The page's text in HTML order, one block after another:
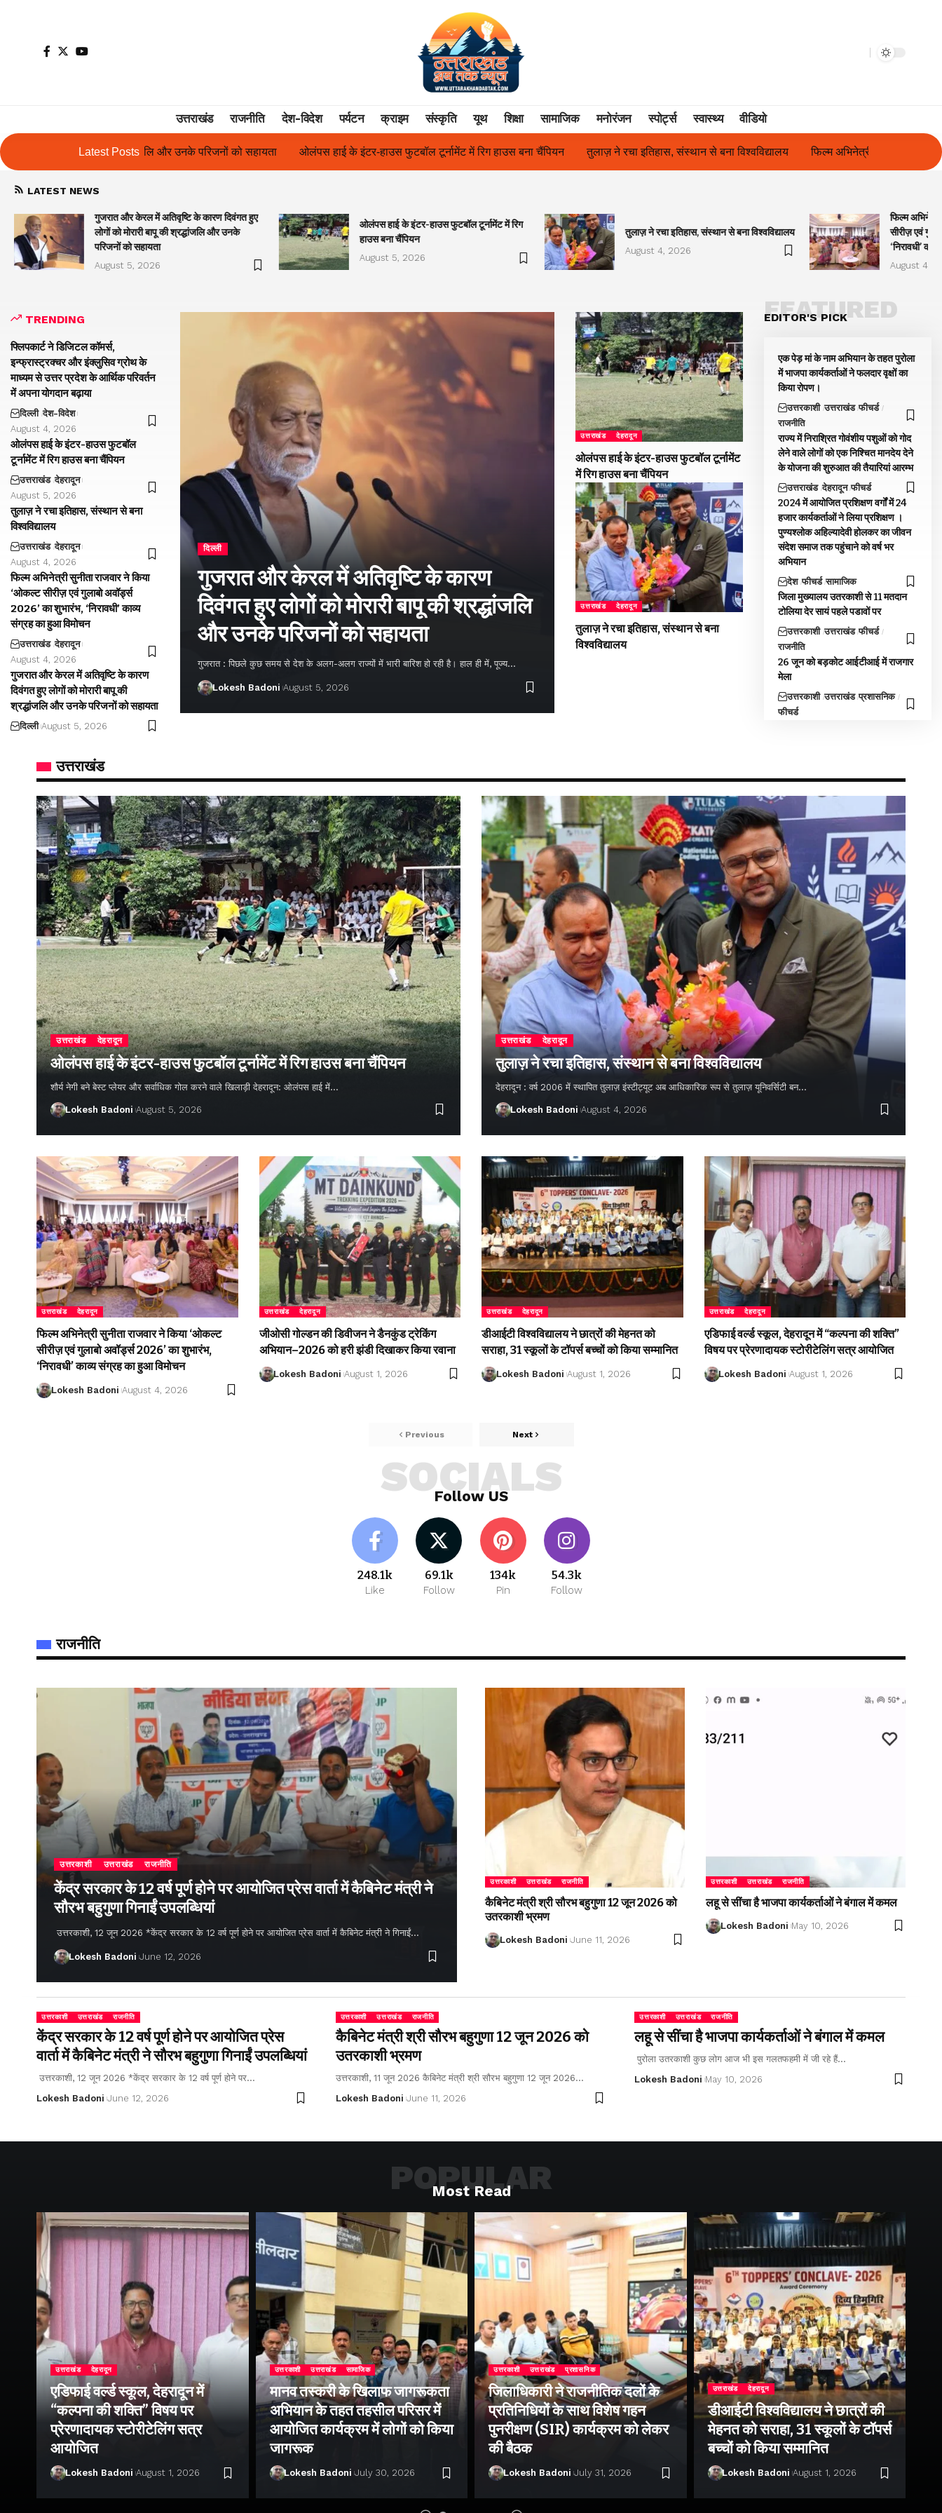
उत्तराखंड राजनीति देश-विदेश पर्यटन क्राइम संस्कृति यूथ शिक्षा सामाजिक मनोरंजन स्पोर्ट्स स्वास्थ्य वीडियो
Latest Posts
परिजनों को सहायता ओलंपस हाई के इंटर-हाउस फुटबॉल टूर्नामेंट में रिग हाउस बना चैंपियन तुलाज़ ने रचा इतिहास, संस्थान से बना विश्वविद्यालय फिल्म अभिनेत्री सुनीता राजवार ने किया ‘ओकल्ट सीरीज़ एवं गुलाबो अवॉर्ड्स
LATEST NEWS
गुजरात और केरल में अतिवृष्टि के कारण दिवंगत हुए
लोगों को मोरारी बापू की श्रद्धांजलि और उनके
परिजनों को सहायता
August 5, 2026
ओलंपस हाई के इंटर-हाउस फुटबॉल टूर्नामेंट में रिग
हाउस बना चैंपियन
August 5, 2026
तुलाज़ ने रचा इतिहास, संस्थान से बना विश्वविद्यालय
August 4, 2026
फिल्म
सीरीज़ एवं
‘निरावधी’
August 4,
TRENDING
फ्लिपकार्ट ने डिजिटल कॉमर्स,
इन्फ्रास्ट्रक्चर और इंक्लुसिव ग्रोथ के
माध्यम से उत्तर प्रदेश के आर्थिक परिवर्तन
में अपना योगदान बढ़ाया
दिल्ली देश-विदेश
August 4, 2026
ओलंपस हाई के इंटर-हाउस फुटबॉल
टूर्नामेंट में रिग हाउस बना चैंपियन
उत्तराखंड देहरादून
August 5, 2026
तुलाज़ ने रचा इतिहास, संस्थान से बना
विश्वविद्यालय
उत्तराखंड देहरादून
August 4, 2026
फिल्म अभिनेत्री सुनीता राजवार ने किया
‘ओकल्ट सीरीज़ एवं गुलाबो अवॉर्ड्स
2026’ का शुभारंभ, ‘निरावधी’ काव्य
संग्रह का हुआ विमोचन
उत्तराखंड देहरादून
August 4, 2026
गुजरात और केरल में अतिवृष्टि के कारण
दिवंगत हुए लोगों को मोरारी बापू की
श्रद्धांजलि और उनके परिजनों को सहायता
दिल्ली August 5, 2026
दिल्ली
गुजरात और केरल में अतिवृष्टि के कारण
दिवंगत हुए लोगों को मोरारी बापू की श्रद्धांजलि
और उनके परिजनों को सहायता
गुजरात : पिछले कुछ समय से देश के अलग-अलग राज्यों में भारी बारिश हो रही है। हाल ही में, पूज्य…
Lokesh Badoni August 5, 2026
उत्तराखंड देहरादून
ओलंपस हाई के इंटर-हाउस फुटबॉल टूर्नामेंट
में रिग हाउस बना चैंपियन
उत्तराखंड देहरादून
तुलाज़ ने रचा इतिहास, संस्थान से बना
विश्वविद्यालय
EDITOR'S PICK
FEATURED
एक पेड़ मां के नाम अभियान के तहत पुरोला
में भाजपा कार्यकर्ताओं ने फलदार वृक्षों का
किया रोपण।
उत्तरकाशी उत्तराखंड फीचर्ड
राजनीति
राज्य में निराश्रित गोवंशीय पशुओं को गोद
लेने वाले लोगों को एक निश्चित मानदेय देने
के योजना की शुरुआत की तैयारियां आरम्भ
उत्तराखंड देहरादून फीचर्ड
2024 में आयोजित प्रशिक्षण वर्गों में 24
हजार कार्यकर्ताओं ने लिया प्रशिक्षण ।
पुण्यश्लोक अहिल्यादेवी होलकर का जीवन
संदेश समाज तक पहुंचाने को वर्ष भर
अभियान
देश फीचर्ड सामाजिक
जिला मुख्यालय उतरकाशी से 11 मतदान
टोलिया देर सायं पहले पडावों पर
उत्तरकाशी उत्तराखंड फीचर्ड
राजनीति
26 जून को बड़कोट आईटीआई में राजगार
मेला
उत्तरकाशी उत्तराखंड प्रशासनिक
फीचर्ड
उत्तराखंड
उत्तराखंड देहरादून
ओलंपस हाई के इंटर-हाउस फुटबॉल टूर्नामेंट में रिग हाउस बना चैंपियन
शौर्य नेगी बने बेस्ट प्लेयर और सर्वाधिक गोल करने वाले खिलाड़ी देहरादून: ओलंपस हाई में…
Lokesh Badoni August 5, 2026
उत्तराखंड देहरादून
तुलाज़ ने रचा इतिहास, संस्थान से बना विश्वविद्यालय
देहरादून : वर्ष 2006 में स्थापित तुलाज़ इंस्टीट्यूट अब आधिकारिक रूप से तुलाज़ यूनिवर्सिटी बन…
Lokesh Badoni August 4, 2026
उत्तराखंड देहरादून
फिल्म अभिनेत्री सुनीता राजवार ने किया ‘ओकल्ट
सीरीज़ एवं गुलाबो अवॉर्ड्स 2026’ का शुभारंभ,
‘निरावधी’ काव्य संग्रह का हुआ विमोचन
Lokesh Badoni August 4, 2026
उत्तराखंड देहरादून
जीओसी गोल्डन की डिवीजन ने डैनकुंड ट्रेकिंग
अभियान–2026 को हरी झंडी दिखाकर किया रवाना
Lokesh Badoni August 1, 2026
उत्तराखंड देहरादून
डीआईटी विश्वविद्यालय ने छात्रों की मेहनत को
सराहा, 31 स्कूलों के टॉपर्स बच्चों को किया सम्मानित
Lokesh Badoni August 1, 2026
उत्तराखंड देहरादून
एडिफाई वर्ल्ड स्कूल, देहरादून में “कल्पना की शक्ति”
विषय पर प्रेरणादायक स्टोरीटेलिंग सत्र आयोजित
Lokesh Badoni August 1, 2026
Previous Next
Follow US
SOCIALS
248.1k
Like
69.1k
Follow
134k
Pin
54.3k
Follow
राजनीति
उत्तरकाशी उत्तराखंड राजनीति
केंद्र सरकार के 12 वर्ष पूर्ण होने पर आयोजित प्रेस वार्ता में कैबिनेट मंत्री ने
सौरभ बहुगुणा गिनाईं उपलब्धियां
उत्तरकाशी, 12 जून 2026 *केंद्र सरकार के 12 वर्ष पूर्ण होने पर आयोजित प्रेस वार्ता में कैबिनेट मंत्री ने गिनाईं…
Lokesh Badoni June 12, 2026
उत्तरकाशी उत्तराखंड राजनीति
कैबिनेट मंत्री श्री सौरभ बहुगुणा 12 जून 2026 को
उतरकाशी भ्रमण
Lokesh Badoni June 11, 2026
उत्तरकाशी उत्तराखंड राजनीति
लहू से सींचा है भाजपा कार्यकर्ताओं ने बंगाल में कमल
Lokesh Badoni May 10, 2026
उत्तरकाशी उत्तराखंड राजनीति
केंद्र सरकार के 12 वर्ष पूर्ण होने पर आयोजित प्रेस
वार्ता में कैबिनेट मंत्री ने सौरभ बहुगुणा गिनाईं उपलब्धियां
उत्तरकाशी, 12 जून 2026 *केंद्र सरकार के 12 वर्ष पूर्ण होने पर…
Lokesh Badoni June 12, 2026
उत्तरकाशी उत्तराखंड राजनीति
कैबिनेट मंत्री श्री सौरभ बहुगुणा 12 जून 2026 को
उतरकाशी भ्रमण
उत्तरकाशी, 11 जून 2026 कैबिनेट मंत्री श्री सौरभ बहुगुणा 12 जून 2026…
Lokesh Badoni June 11, 2026
उत्तरकाशी उत्तराखंड राजनीति
लहू से सींचा है भाजपा कार्यकर्ताओं ने बंगाल में कमल
पुरोला उतरकाशी कुछ लोग आज भी इस गलतफहमी में जी रहे हैं…
Lokesh Badoni May 10, 2026
Most Read
POPULAR
उत्तराखंड देहरादून
एडिफाई वर्ल्ड स्कूल, देहरादून में
“कल्पना की शक्ति” विषय पर
प्रेरणादायक स्टोरीटेलिंग सत्र
आयोजित
Lokesh Badoni August 1, 2026
उत्तरकाशी उत्तराखंड सामाजिक
मानव तस्करी के खिलाफ जागरूकता
अभियान के तहत तहसील परिसर में
आयोजित कार्यक्रम में लोगों को किया
जागरूक
Lokesh Badoni July 30, 2026
उत्तरकाशी उत्तराखंड प्रशासनिक
जिलाधिकारी ने राजनीतिक दलों के
प्रतिनिधियों के साथ विशेष गहन
पुनरीक्षण (SIR) कार्यक्रम को लेकर
की बैठक
Lokesh Badoni July 31, 2026
उत्तराखंड देहरादून
डीआईटी विश्वविद्यालय ने छात्रों की
मेहनत को सराहा, 31 स्कूलों के टॉपर्स
बच्चों को किया सम्मानित
Lokesh Badoni August 1, 2026